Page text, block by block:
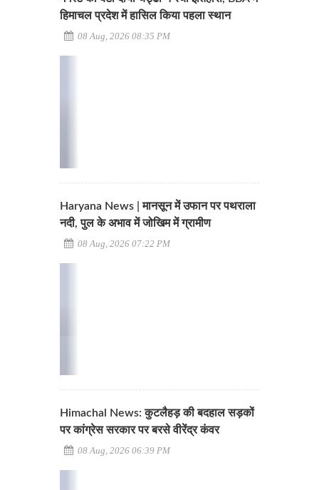
हिमाचल प्रदेश में हासिल किया पहला स्थान
08 Aug, 2026 08:35 PM
Haryana News | मानसून में उफान पर पथराला
नदी, पुल के अभाव में जोखिम में ग्रामीण
08 Aug, 2026 07:22 PM
Himachal News: कुटलैहड़ की बदहाल सड़कों
पर कांग्रेस सरकार पर बरसे वीरेंद्र कंवर
08 Aug, 2026 06:39 PM